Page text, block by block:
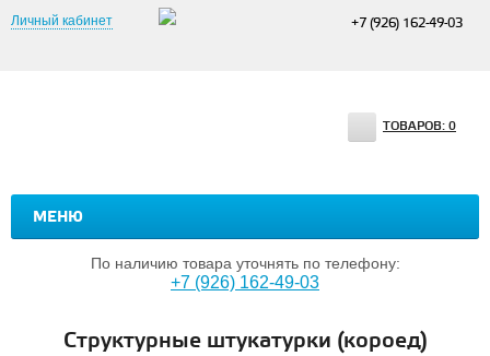
Личный кабинет +7 (926) 162-49-03
МЕНЮ
ТОВАРОВ: 0
По наличию товара уточнять по телефону:
+7 (926) 162-49-03
Структурные штукатурки (короед)